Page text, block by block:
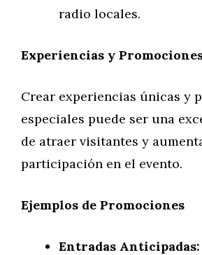
radio locales.
Experiencias y
Crear experiencias únicas y
especiales puede ser una
de atraer visitantes y
participación en el evento.
Ejemplos de Promociones
Entradas Anticipadas: